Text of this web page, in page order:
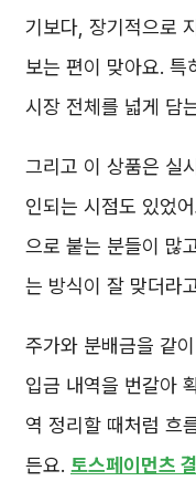
기보다, 장기적으로
보는 편이 맞아요.
시장 전체를 넓게 담
그리고 이 상품은 실
인되는 시점도 있었
으로 붙는 분들이 많
는 방식이 잘 맞더라
주가와 분배금을 같
입금 내역을 번갈아
역 정리할 때처럼 흐
든요. 토스페이먼츠